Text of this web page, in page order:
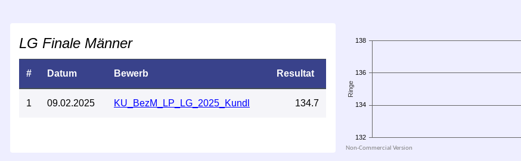
LG Finale Männer
# Datum Bewerb Resultat
1 09.02.2025 KU_BezM_LP_LG_2025_Kundl 134.7